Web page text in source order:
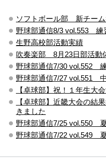
ソフトボール部 新チー
野球部通信8/3 vol.553 練
生野高校部活動実績
吹奏楽部 8月23日部活動
野球部通信7/30 vol.552
野球部通信7/27 vol.551
【卓球部】祝！１年生大
【卓球部】近畿大会の結
きました
野球部通信7/25 vol.550
野球部通信7/22 vol.549